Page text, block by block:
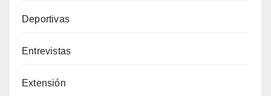
Deportivas
Entrevistas
Extensión